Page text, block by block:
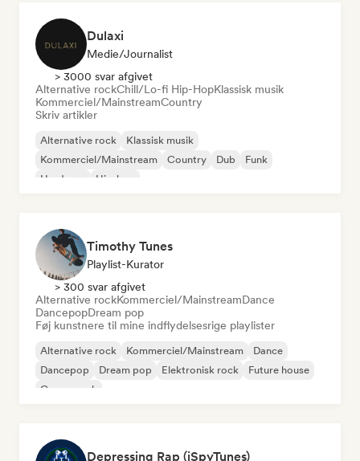
Dulaxi
Medie/journalist
> 3000 svar afgivet
Alternative rockChill/Lo-fi Hip-HopKlassisk musik
Kommerciel/MainstreamCountry
Skriv artikler
Alternative rock
Klassisk musik
Kommerciel/Mainstream
Country Dub
Funk
Hardcore
Hip-hop
Timothy Tunes
Playlist-Kurator
> 300 svar afgivet
Alternative rockKommerciel/MainstreamDance
DancepopDream pop
Føj kunstnere til mine indflydelsesrige playlister
Alternative rock Kommerciel/Mainstream
Dance
Dancepop
Dream pop Elektronisk rock
Future house
Garagerock
Depressing Rap (iSpyTunes)